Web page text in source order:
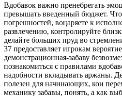
Вдобавок важно пренебрегать
превышать введенный бюджет.
погрешностей, воцаряете к
развлечению, контролируйте
делайте больших пруд во
37 предоставляет игрокам
демонстрационная-забаву
познакомиться с правилами
надобности вкладывать аржаны.
полезен для начинающих, кои
механику забавы, понять, а как